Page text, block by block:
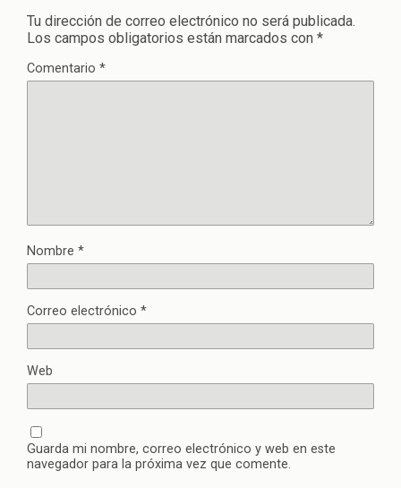
Tu dirección de correo electrónico no será publicada.
Los campos obligatorios están marcados con *
Comentario *
Nombre *
Correo electrónico *
Web
Guarda mi nombre, correo electrónico y web en este
navegador para la próxima vez que comente.